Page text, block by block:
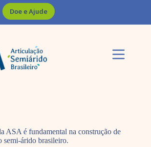
Doe e Ajude
ASA é fundamental na construção de
semi-árido brasileiro.